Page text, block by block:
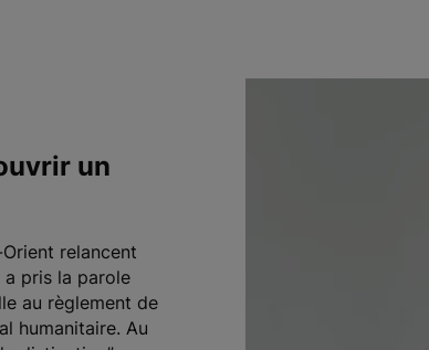
un
relancent
a pris la parole
au règlement de
humanitaire. Au